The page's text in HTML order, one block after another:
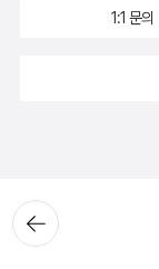
뒤로가
기
1:1 문의